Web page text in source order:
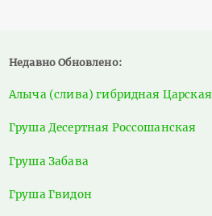
Недавно Обновлено:
Алыча (слива) гибридная Царская
Груша Десертная Россошанская
Груша Забава
Груша Гвидон